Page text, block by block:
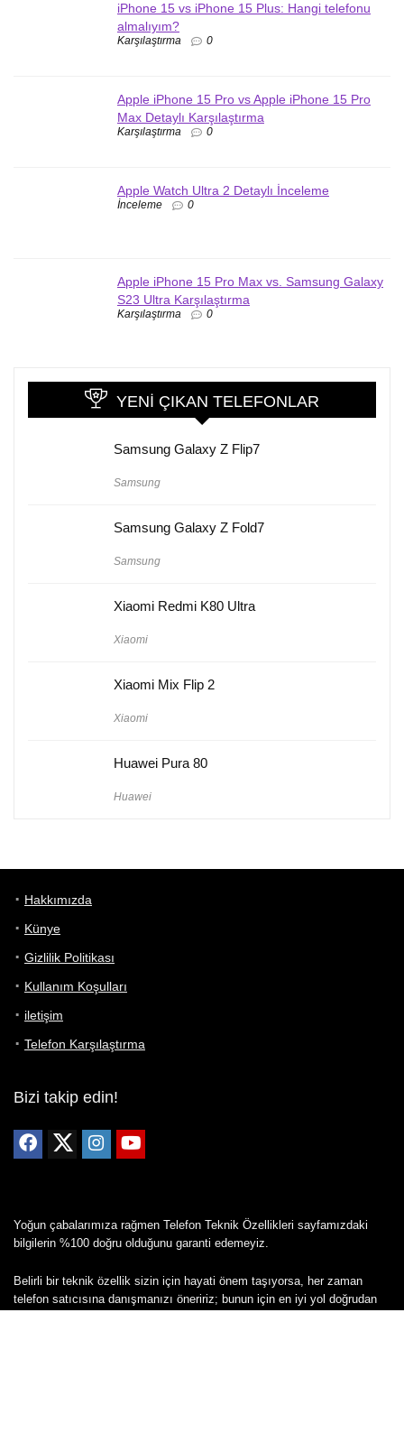
iPhone 15 vs iPhone 15 Plus: Hangi telefonu
almalıyım?
Karşılaştırma 0
Apple iPhone 15 Pro vs Apple iPhone 15 Pro
Max Detaylı Karşılaştırma
Karşılaştırma 0
Apple Watch Ultra 2 Detaylı İnceleme
İnceleme 0
Apple iPhone 15 Pro Max vs. Samsung Galaxy
S23 Ultra Karşılaştırma
Karşılaştırma 0
YENI ÇIKAN TELEFONLAR
Samsung Galaxy Z Flip7
Samsung
Samsung Galaxy Z Fold7
Samsung
Xiaomi Redmi K80 Ultra
Xiaomi
Xiaomi Mix Flip 2
Xiaomi
Huawei Pura 80
Huawei
Hakkımızda
Künye
Gizlilik Politikası
Kullanım Koşulları
iletişim
Telefon Karşılaştırma
Bizi takip edin!
Yoğun çabalarımıza rağmen Telefon Teknik Özellikleri sayfamızdaki
bilgilerin %100 doğru olduğunu garanti edemeyiz.
Belirli bir teknik özellik sizin için hayati önem taşıyorsa, her zaman
telefon satıcısına danışmanızı öneririz; bunun için en iyi yol doğrudan